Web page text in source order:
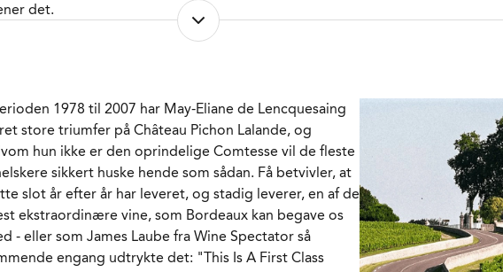
det.
udstråler i disse år en charmerende elegance og
sensualitet, som næsten ingen andre vine på
bredden matcher.
har for tiden 76 ha. i produktion med i gennemsnit
år gamle vinstokke - heraf 11 ha. som kultiveres
økologisk mens resten er i langsom
under det bæredygtige regime
1978 til 2007 har May-Eliane de Lencquesaing
store triumfer på Château Pichon Lalande, og
hun ikke er den oprindelige Comtesse vil de fleste
sikkert huske hende som sådan. Få betvivler, at
slot år efter år har leveret, og stadig leverer, en af de
ekstraordinære vine, som Bordeaux kan begave os
- eller som James Laube fra Wine Spectator så
engang udtrykte det: "This Is A First Class